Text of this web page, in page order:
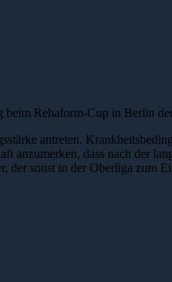
beim Rehaform-Cup in Berlin
antreten.
anzumerken, dass nach der
sonst in der Oberliga zum